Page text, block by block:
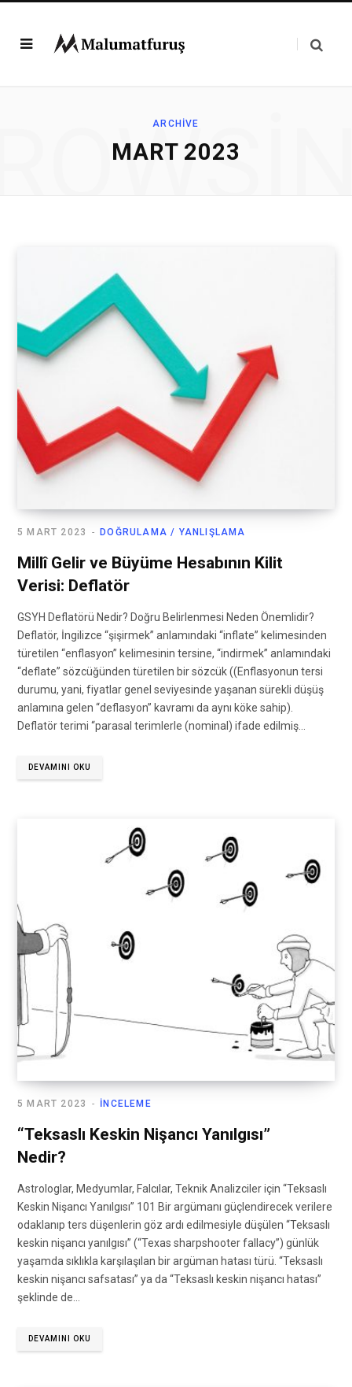
ARCHIVE
MART 2023
DOĞRULAMA / YANLIŞLAMA
5 MART 2023
Millî Gelir ve Büyüme Hesabının Kilit
Verisi: Deflatör
GSYH Deflatörü Nedir? Doğru Belirlenmesi Neden Önemlidir?
Deflatör, İngilizce “şişirmek” anlamındaki “inflate” kelimesinden
türetilen “enflasyon” kelimesinin tersine, “indirmek” anlamındaki
“deflate” sözcüğünden türetilen bir sözcük ((Enflasyonun tersi
durumu, yani, fiyatlar genel seviyesinde yaşanan sürekli düşüş
anlamına gelen “deflasyon” kavramı da aynı köke sahip).
Deflatör terimi “parasal terimlerle (nominal) ifade edilmiş…
DEVAMINI OKU
İNCELEME
5 MART 2023
“Teksaslı Keskin Nişancı Yanılgısı”
Nedir?
Astrologlar, Medyumlar, Falcılar, Teknik Analizciler için “Teksaslı
Keskin Nişancı Yanılgısı” 101 Bir argümanı güçlendirecek verilere
odaklanıp ters düşenlerin göz ardı edilmesiyle düşülen “Teksaslı
keskin nişancı yanılgısı” (“Texas sharpshooter fallacy”) günlük
yaşamda sıklıkla karşılaşılan bir argüman hatası türü. “Teksaslı
keskin nişancı safsatası” ya da “Teksaslı keskin nişancı hatası”
şeklinde de…
DEVAMINI OKU